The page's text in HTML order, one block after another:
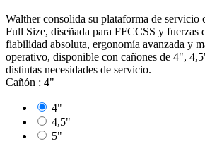
Walther consolida su plataforma de servicio
Full Size, diseñada para FFCCSS y fuerzas
fiabilidad absoluta, ergonomía avanzada y
operativo, disponible con cañones de 4",
distintas necesidades de servicio.
Cañón : 4"
4"
4,5"
5"